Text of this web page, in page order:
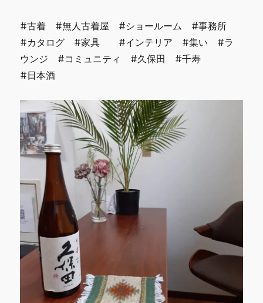
#古着 #無人古着屋 #ショールーム #事務所
#カタログ #家具 #インテリア #集い #ラ
ウンジ #コミュニティ #久保田 #千寿
#日本酒